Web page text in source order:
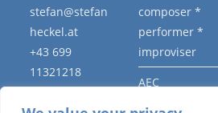
stefan@stefan
heckel.at
+43 699
11321218
composer *
performer *
improviser
AEC